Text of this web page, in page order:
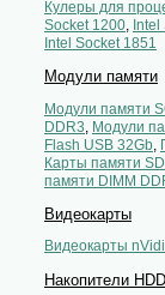
Кулеры для
Socket 1200 Intel
Intel Socket 1851
Модули памяти
Модули памяти
DDR3 Модули
Flash USB 32Gb
Карты памяти
памяти DIMM
Видеокарты
Видеокарты
Накопители HDD